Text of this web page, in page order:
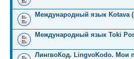
Международный язык Kotava
Международный язык Toki
ЛингвоКод. LingvoKodo. Мои